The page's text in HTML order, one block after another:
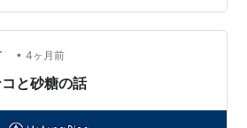
、人間を自然界の因果から切り離
在である」という物語を守るため
い。何億年もの過酷な淘汰圧を生
機生命体に、無駄な機能など一…
• 4ヶ月前
コと砂糖の話